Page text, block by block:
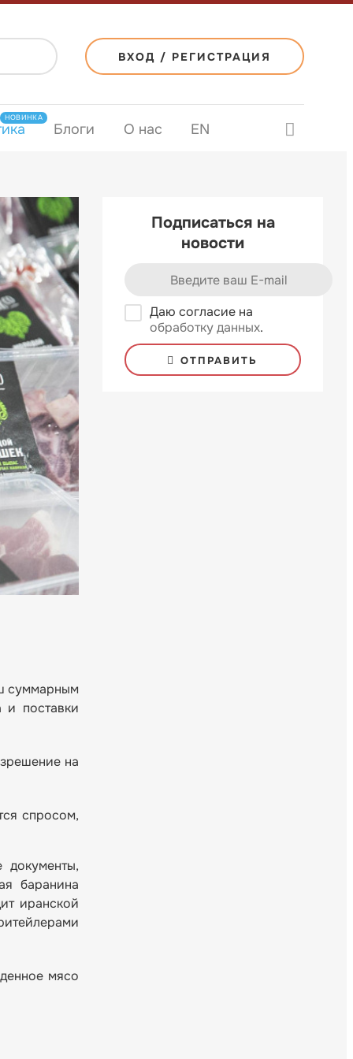
ВХОД / РЕГИСТРАЦИЯ
НОВИНКА
Блоги О нас EN
суммарным
поставки
на
спросом,
документы,
баранина
иранской
мясо
Подписаться на
новости
Даю согласие на
обработку данных.
ОТПРАВИТЬ